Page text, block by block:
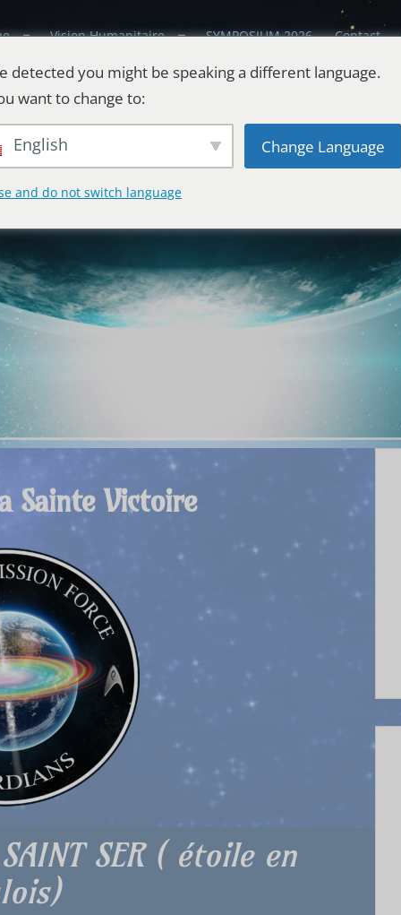
Vision Humanitaire SYMPOSIUM 2026 Contact
Sainte Victoire
SAINT SER ( étoile en
detected you might be speaking a different language.
want to change to:
English Change Language
and do not switch language